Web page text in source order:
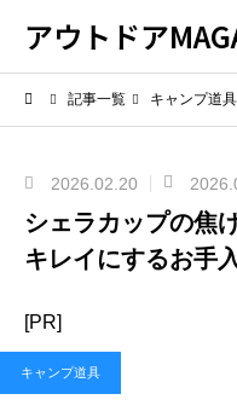
アウトドア
記事一覧 キャンプ道具
2026.02.20
シェラカップの焦
キレイにするお手
[PR]
キャンプ道具